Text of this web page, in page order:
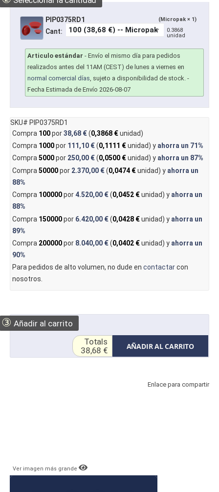
PIP0375RD1 (Micropak × 1)
Cant:
0.3868
unidad
Articulo estándar - Envío el mismo día para pedidos
realizados antes del 11AM (CEST) de lunes a viernes en
normal comercial días, sujeto a disponibilidad de stock. -
Fecha Estimada de Envío 2026-08-07
SKU# PIP0375RD1
Compra 100por38,68 €(0,3868 €unidad)
Compra 1000por 111,10 €(0,1111 €unidad) y ahorra un 71%
Compra5000por 250,00 €(0,0500 €unidad) y ahorra un 87%
Compra 50000por 2.370,00 €(0,0474 €unidad) y ahorra un
88%
Compra 100000por4.520,00 €(0,0452 €unidad) y ahorra un
88%
Compra 150000por 6.420,00 €(0,0428 €unidad) y ahorra un
89%
Compra 200000por 8.040,00 €(0,0402 €unidad) y ahorra un
90%
Para pedidos de alto volumen, no dude en contactarcon
nosotros.
③ Añadir al carrito
AÑADIR AL CARRITO
Totals
38,68 €
Enlace para compartir
Ver imagen más grande